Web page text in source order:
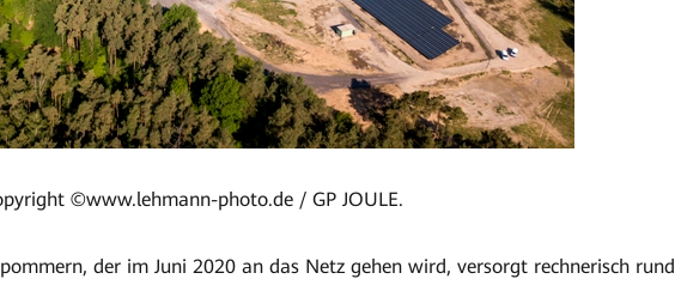
©www.lehmann-photo.de / GP JOULE.
der im Juni 2020 an das Netz gehen wird, versorgt rechnerisch rund